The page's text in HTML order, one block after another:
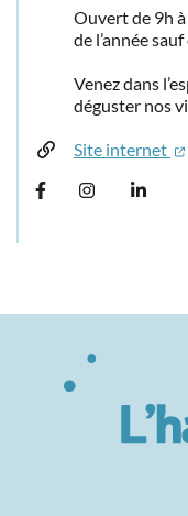
Ouvert de 9h
de l’année
Venez dans
déguster nos
Site internet
FacebookInstagram